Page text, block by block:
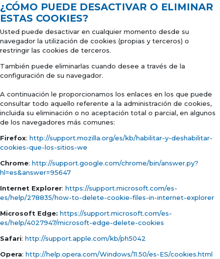
¿CÓMO PUEDE DESACTIVAR O ELIMINAR
ESTAS COOKIES?
Usted puede desactivar en cualquier momento desde su
navegador la utilización de cookies (propias y terceros) o
restringir las cookies de terceros.
También puede eliminarlas cuando desee a través de la
configuración de su navegador.
A continuación le proporcionamos los enlaces en los que puede
consultar todo aquello referente a la administración de cookies,
incluida su eliminación o no aceptación total o parcial, en algunos
de los navegadores más comunes:
Firefox: http://support.mozilla.org/es/kb/habilitar-y-deshabilitar-
cookies-que-los-sitios-we
Chrome: http://support.google.com/chrome/bin/answer.py?
hl=es&answer=95647
Internet Explorer: https://support.microsoft.com/es-
es/help/278835/how-to-delete-cookie-files-in-internet-explorer
Microsoft Edge: https://support.microsoft.com/es-
es/help/4027947/microsoft-edge-delete-cookies
Safari: http://support.apple.com/kb/ph5042
Opera: http://help.opera.com/Windows/11.50/es-ES/cookies.html